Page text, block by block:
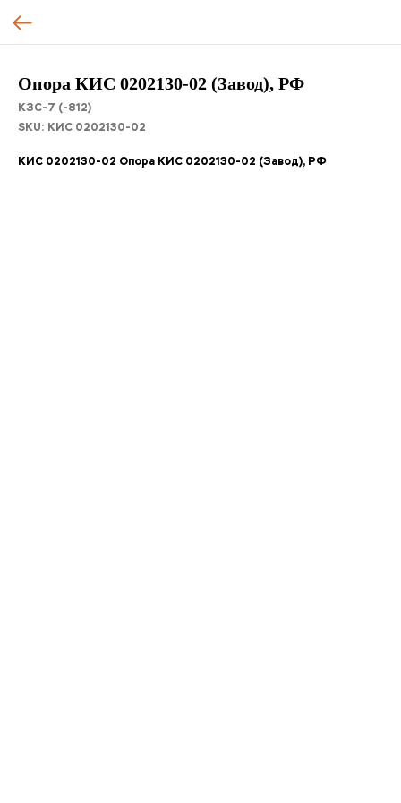
Опора КИС 0202130-02 (Завод), РФ
КЗС-7 (-812)
SKU: КИС 0202130-02
КИС 0202130-02 Опора КИС 0202130-02 (Завод), РФ